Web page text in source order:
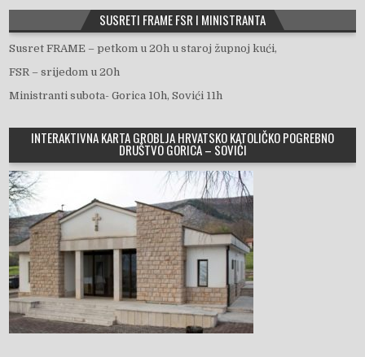
SUSRETI FRAME FSR I MINISTRANTA
Susret FRAME – petkom u 20h u staroj župnoj kući,
FSR – srijedom u 20h
Ministranti subota- Gorica 10h, Sovići 11h
INTERAKTIVNA KARTA GROBLJA HRVATSKO KATOLIČKO POGREBNO
DRUŠTVO GORICA – SOVIĆI